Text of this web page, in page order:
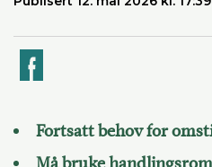
Fortsatt behov for